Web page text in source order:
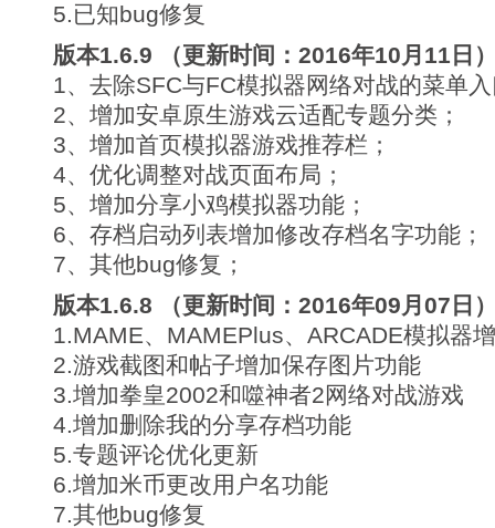
5.已知bug修复
版本1.6.9 （更新时间：2016年10月11日
1、去除SFC与FC模拟器网络对战的菜单
2、增加安卓原生游戏云适配专题分类；
3、增加首页模拟器游戏推荐栏；
4、优化调整对战页面布局；
5、增加分享小鸡模拟器功能；
6、存档启动列表增加修改存档名字功能；
7、其他bug修复；
版本1.6.8 （更新时间：2016年09月07日
1.MAME、MAMEPlus、ARCADE模拟器
2.游戏截图和帖子增加保存图片功能
3.增加拳皇2002和噬神者2网络对战游戏
4.增加删除我的分享存档功能
5.专题评论优化更新
6.增加米币更改用户名功能
7.其他bug修复